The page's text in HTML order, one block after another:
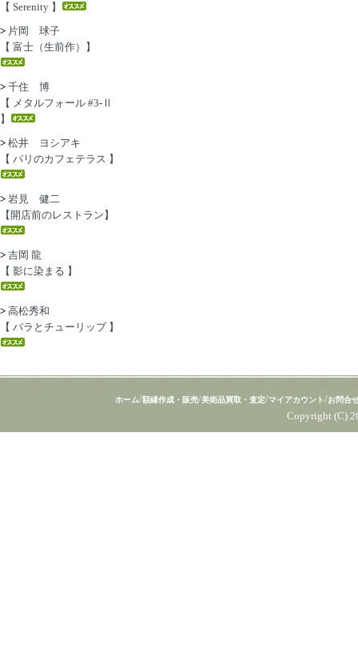
【 Serenity 】
> 片岡 球子
【 富士（生前作）】
> 千住 博
【 メタルフォール #3-Ⅱ
】
> 松井 ヨシアキ
【 パリのカフェテラス 】
> 岩見 健二
【開店前のレストラン】
> 吉岡 龍
【 影に染まる 】
> 高松秀和
【 バラとチューリップ 】
ホーム/額縁作成・販売/美術品買取・査定/マイアカウント/お問合
Copyright (C)